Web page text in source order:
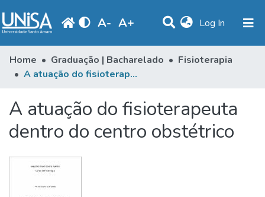
A- A+ Log In (current)
Communities & Collections
Browse
Produção Docente
Periodicals
Home Graduação | Bacharelado
Fisioterapia
A atuação do fisioterapeuta dentro do centro obstétrico
A atuação do fisioterapeuta
dentro do centro obstétrico